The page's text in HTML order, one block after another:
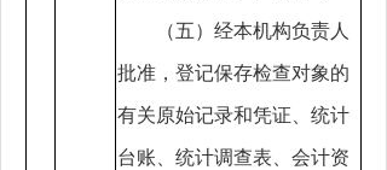
（五）经本机构负责人
批准，登记保存检查对象的
有关原始记录和凭证、统计
台账、统计调查表、会计资